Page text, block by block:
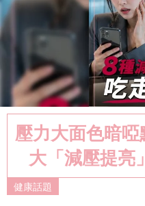
壓力大面色暗
大「減壓提亮
健康話題